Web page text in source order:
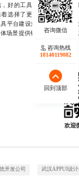
的工具网站不是堆砌功
选择了更稳定的技术路
平台建设难题，欢迎随时
场景提供针对性建议与实
欢迎
开发公司 武汉APPUI设
咨询热线
18140119082
回到顶部